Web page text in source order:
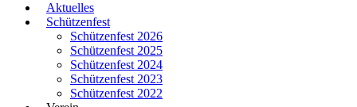
Aktuelles
Schützenfest
Schützenfest 2026
Schützenfest 2025
Schützenfest 2024
Schützenfest 2023
Schützenfest 2022